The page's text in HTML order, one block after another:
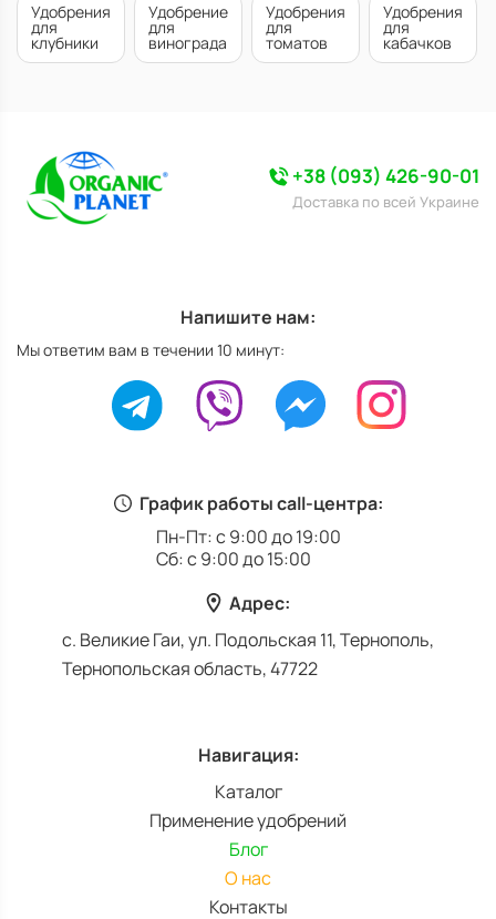
Удобрения
для
клубники
Удобрение
для
винограда
Удобрения
для
томатов
Удобрения
для
кабачков
+38 (093) 426-90-01
Доставка по всей Украине
График работы call-центра:
Пн-Пт: с 9:00 до 19:00
Сб: с 9:00 до 15:00
Адрес:
с. Великие Гаи, ул. Подольская 11, Тернополь,
Тернопольская область, 47722
Навигация:
Каталог
Применение удобрений
Блог
О нас
Контакты
Напишите нам:
Мы ответим вам в течении 10 минут: